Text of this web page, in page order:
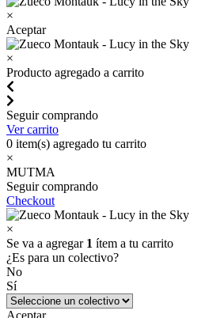
×
Aceptar
×
Producto agregado a carrito
Seguir comprando
Ver carrito
0 item(s) agregado tu carrito
×
MUTMA
Seguir comprando
Checkout
×
Se va a agregar 1 ítem a tu carrito
¿Es para un colectivo?
No
Sí
Aceptar